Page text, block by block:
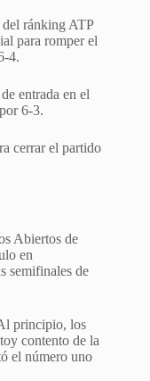
ránking ATP
para romper el
4.
entrada en el
6-3.
cerrar el partido
Abiertos de
en
semifinales de
principio, los
contento de la
el número uno